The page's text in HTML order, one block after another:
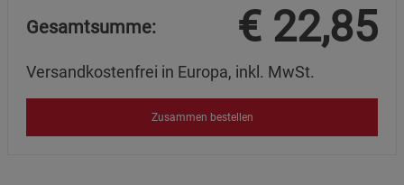
Gesamtsumme: € 22,85
Versandkostenfrei in Europa, inkl. MwSt.
Zusammen bestellen